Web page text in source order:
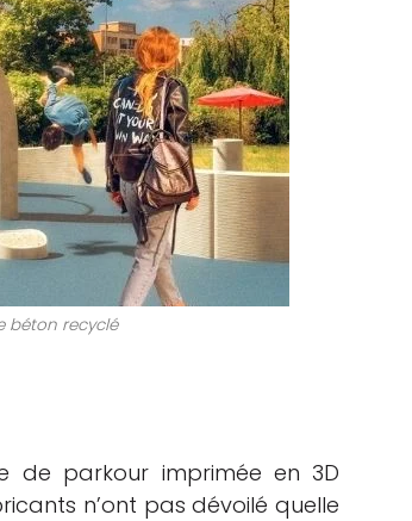
béton recyclé
de parkour imprimée en 3D
n’ont pas dévoilé quelle